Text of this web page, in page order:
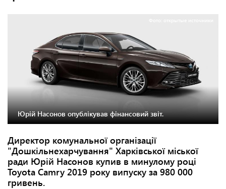
Юрій Насонов опублікував фінансовий звіт.
Директор комунальної організації
"Дошкільнехарчування" Харківської міської
ради Юрій Насонов купив в минулому році
Toyota Camry 2019 року випуску за 980 000
гривень.